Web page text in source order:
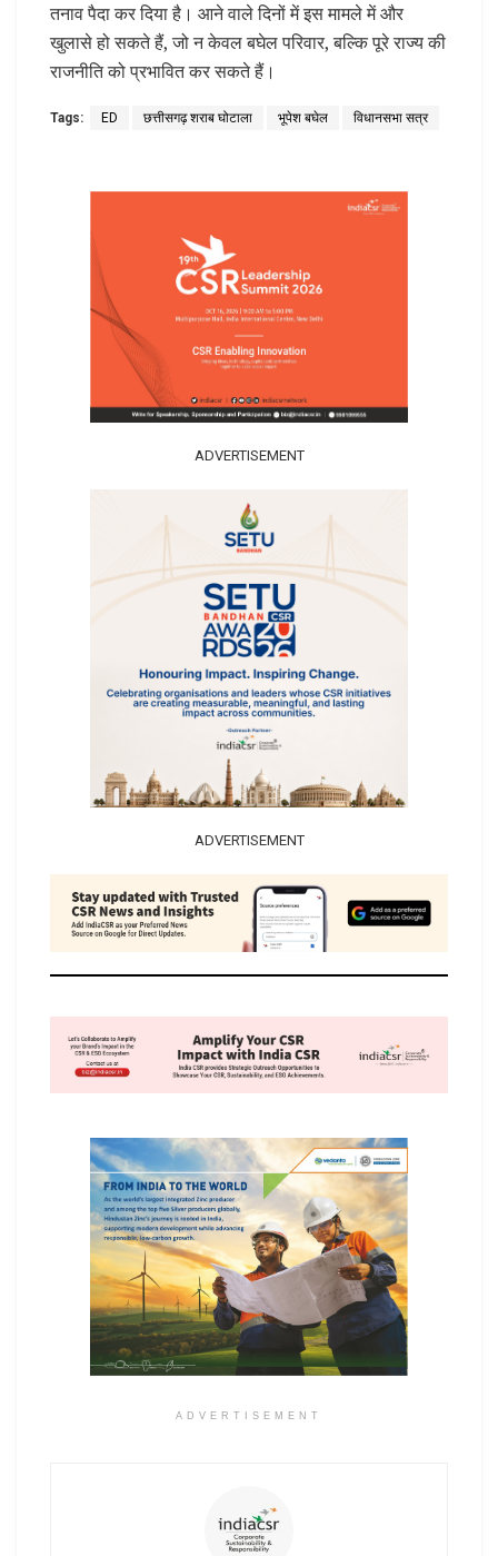
तनाव पैदा कर दिया है। आने वाले दिनों में इस मामले में और
खुलासे हो सकते हैं, जो न केवल बघेल परिवार, बल्कि पूरे राज्य की
राजनीति को प्रभावित कर सकते हैं।
Tags: ED छत्तीसगढ़ शराब घोटाला भूपेश बघेल विधानसभा सत्र
ADVERTISEMENT
ADVERTISEMENT
ADVERTISEMENT